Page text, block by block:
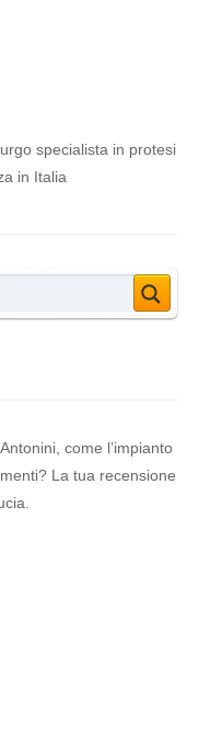
come l’impianto
La tua recensione